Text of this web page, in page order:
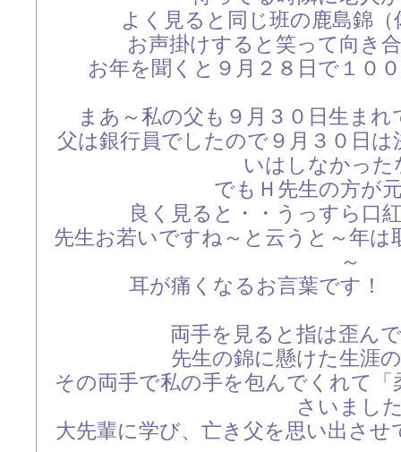
よく見ると同じ班の鹿島錦
お声掛けすると笑って向き
お年を聞くと９月２８日で１０
まあ～私の父も９月３０日生ま
父は銀行員でしたので９月３０日
いはしなかった
でもＨ先生の方が
良く見ると・・うっすら口
先生お若いですね～と云うと～年
～
耳が痛くなるお言葉です！
両手を見ると指は歪ん
先生の錦に懸けた生涯
その両手で私の手を包んでくれて
さいまし
大先輩に学び、亡き父を思い出さ